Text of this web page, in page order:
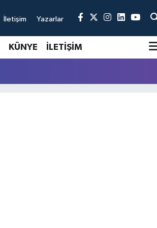
İletişim Yazarlar
KÜNYE İLETİŞİM